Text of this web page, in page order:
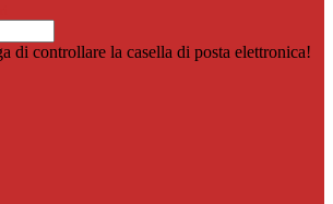
di controllare la casella di posta elettronica!